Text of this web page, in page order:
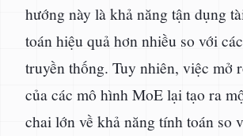
hướng này là khả năng tận dụng
toán hiệu quả hơn nhiều so với
truyền thống. Tuy nhiên, việc mở
của các mô hình MoE lại tạo ra
chai lớn về khả năng tính toán so